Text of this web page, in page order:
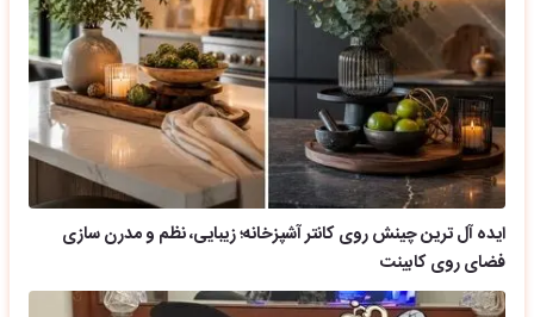
ایده آل ترین چینش روی کانتر آشپزخانه؛ زیبایی، نظم و مدرن سازی
فضای روی کابینت